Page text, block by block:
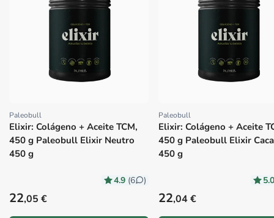
Proveedor:
Paleobull
Elixir: Colágeno + Aceite TCM,
450 g Paleobull Elixir Neutro
450 g
4.9 (6 )
Precio habitual
22,05 €
Proveedor:
Paleobull
Elixir: Colágeno + Aceite
450 g Paleobull Elixir
450 g
Precio habitual
22,04 €